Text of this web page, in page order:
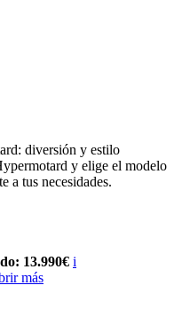
diversión y estilo
y elige el modelo
a tus necesidades.
13.990€ i
más